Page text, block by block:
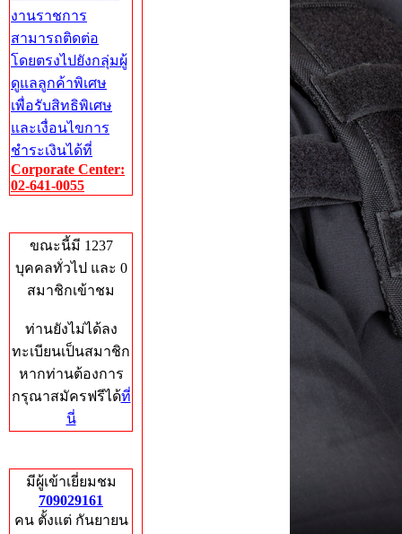
งานราชการ
สามารถติดต่อ
โดยตรงไปยังกลุ่มผู้
ดูแลลูกค้าพิเศษ
เพื่อรับสิทธิพิเศษ
และเงื่อนไขการ
ชำระเงินได้ที่
Corporate Center:
02-641-0055
ขณะนี้มี 1237
บุคคลทั่วไป และ 0
สมาชิกเข้าชม
ท่านยังไม่ได้ลง
ทะเบียนเป็นสมาชิก
หากท่านต้องการ
กรุณาสมัครฟรีได้ที่
นี่
มีผู้เข้าเยี่ยมชม
709029161
คน ตั้งแต่ กันยายน